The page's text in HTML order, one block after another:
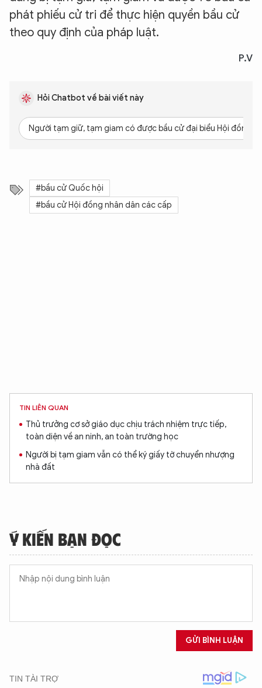
phát phiếu cử tri để thực hiện quyền bầu cử
theo quy định của pháp luật.
P.V
Hỏi Chatbot về bài viết này
Người tạm giữ, tạm giam có được bầu cử đại biểu Hội đồng
#bầu cử Quốc hội
#bầu cử Hội đồng nhân dân các cấp
TIN LIÊN QUAN
Thủ trưởng cơ sở giáo dục chịu trách nhiệm trực tiếp,
toàn diện về an ninh, an toàn trường học
Người bị tạm giam vẫn có thể ký giấy tờ chuyển nhượng
nhà đất
Ý KIẾN BẠN ĐỌC
GỬI BÌNH LUẬN